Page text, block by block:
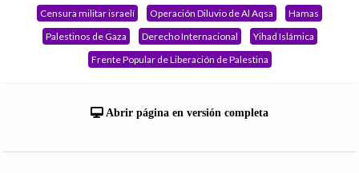
Censura militar israelí Operación Diluvio de Al Aqsa
Hamas
Palestinos de Gaza
Derecho Internacional
Yihad Islámica
Frente Popular de Liberación de Palestina
Abrir página en versión completa